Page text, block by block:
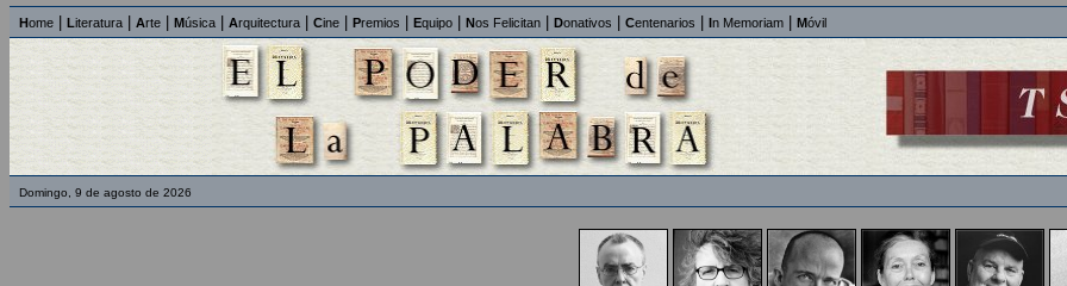
Home Literatura Arte Música Arquitectura Cine Premios Equipo Nos Felicitan Donativos Centenarios In Memoriam Móvil
Domingo, 9 de agosto de 2026